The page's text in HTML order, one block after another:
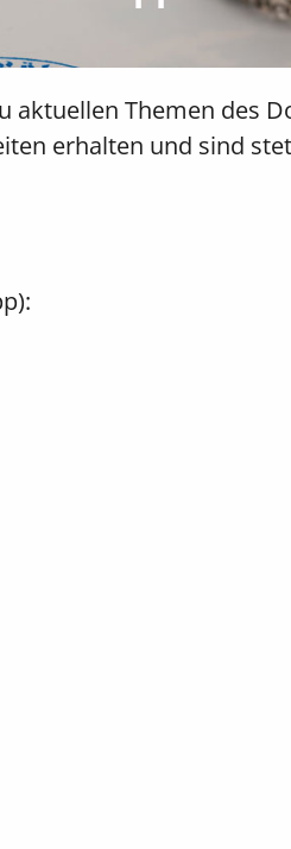
Themen des
erhalten und sind